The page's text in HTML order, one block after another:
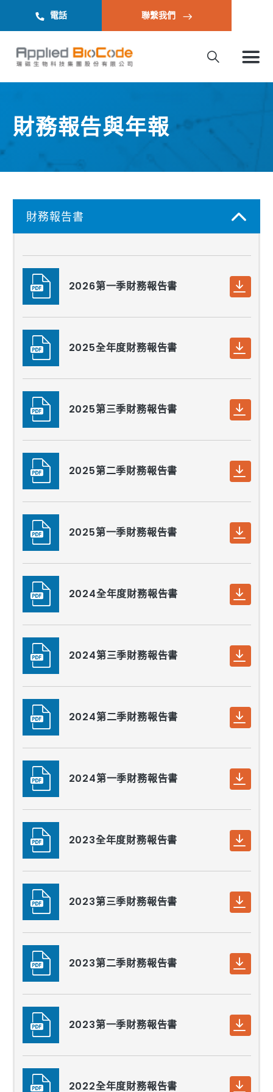
電話 聯繫我們
財務報告與年報
財務報告書
2026第一季財務報告書
2025全年度財務報告書
2025第三季財務報告書
2025第二季財務報告書
2025第一季財務報告書
2024全年度財務報告書
2024第三季財務報告書
2024第二季財務報告書
2024第一季財務報告書
2023全年度財務報告書
2023第三季財務報告書
2023第二季財務報告書
2023第一季財務報告書
2022全年度財務報告書